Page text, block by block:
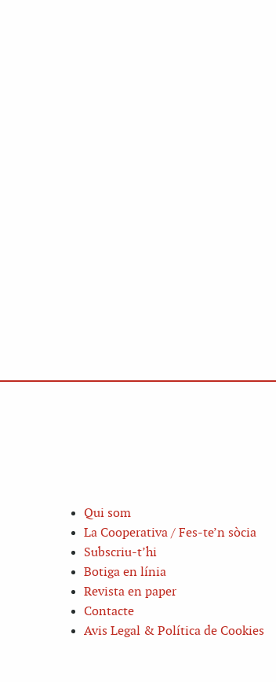
Qui som
La Cooperativa / Fes-te’n sòcia
Subscriu-t’hi
Botiga en línia
Revista en paper
Contacte
Avis Legal & Política de Cookies